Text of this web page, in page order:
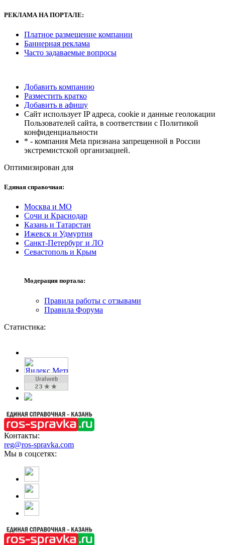
РЕКЛАМА НА ПОРТАЛЕ:
Платное размещение компании
Баннерная реклама
Часто задаваемые вопросы
Добавить компанию
Разместить кратко
Добавить в афишу
Сайт использует IP адреса, cookie и данные геолокации
Пользователей сайта, в соответствии с Политикой
конфиденциальности
* - компания Meta признана запрещенной в России
экстремистской организацией.
Оптимизирован для
Единая справочная:
Москва и МО
Сочи и Краснодар
Казань и Татарстан
Ижевск и Удмуртия
Санкт-Петербург и ЛО
Севастополь и Крым
Модерация портала:
Правила работы с отзывами
Правила Форума
Статистика:
Контакты:
reg@ros-spravka.com
Мы в соцсетях: